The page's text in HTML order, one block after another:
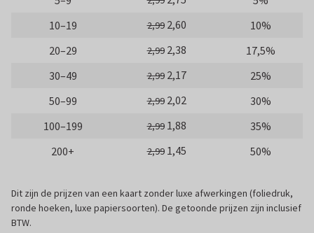
10–19
2,99 2,60
10%
20–29
2,99 2,38
17,5%
30–49
2,99 2,17
25%
50–99
2,99 2,02
30%
100–199
2,99 1,88
35%
200+
2,99 1,45 50%
Dit zijn de prijzen van een kaart zonder luxe afwerkingen (foliedruk,
ronde hoeken, luxe papiersoorten). De getoonde prijzen zijn inclusief
BTW.